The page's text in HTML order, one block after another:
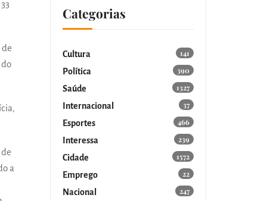
a
Categorias
Cultura
141
Política
390
Saúde
1327
Internacional
37
Esportes
466
Interessa
239
Cidade
1572
Emprego
22
Nacional
247